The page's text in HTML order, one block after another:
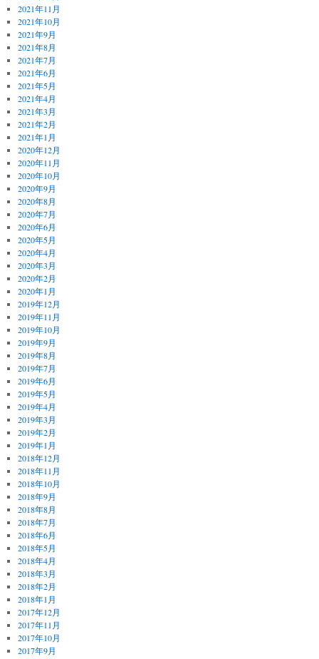
2021年11月
2021年10月
2021年9月
2021年8月
2021年7月
2021年6月
2021年5月
2021年4月
2021年3月
2021年2月
2021年1月
2020年12月
2020年11月
2020年10月
2020年9月
2020年8月
2020年7月
2020年6月
2020年5月
2020年4月
2020年3月
2020年2月
2020年1月
2019年12月
2019年11月
2019年10月
2019年9月
2019年8月
2019年7月
2019年6月
2019年5月
2019年4月
2019年3月
2019年2月
2019年1月
2018年12月
2018年11月
2018年10月
2018年9月
2018年8月
2018年7月
2018年6月
2018年5月
2018年4月
2018年3月
2018年2月
2018年1月
2017年12月
2017年11月
2017年10月
2017年9月